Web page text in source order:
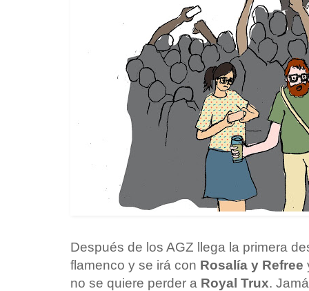
Después de los AGZ llega la primera
flamenco y se irá con Rosalía y Refree
no se quiere perder a Royal Trux.